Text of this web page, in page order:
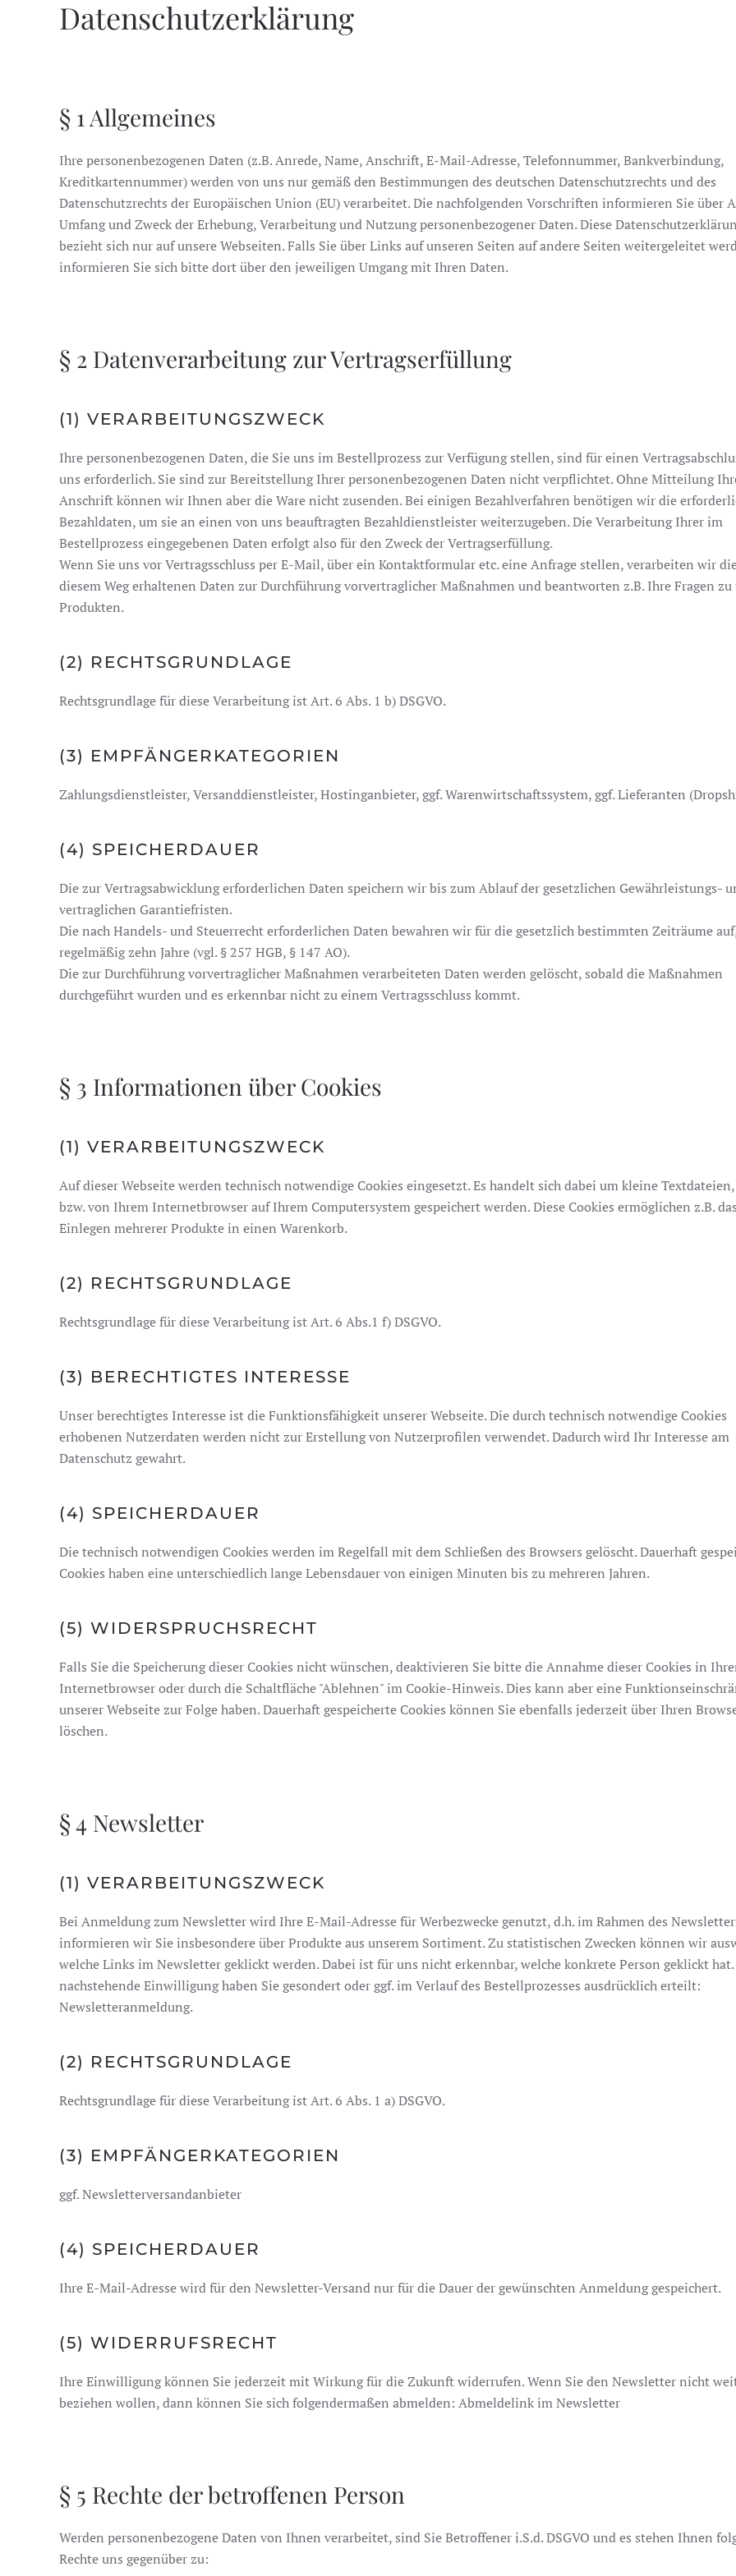
Datenschutzerklärung
§ 1 Allgemeines
Ihre personenbezogenen Daten (z.B. Anrede, Name, Anschrift, E-Mail-Adresse, Telefonnummer, Bankverbindung,
Kreditkartennummer) werden von uns nur gemäß den Bestimmungen des deutschen Datenschutzrechts und des
Datenschutzrechts der Europäischen Union (EU) verarbeitet. Die nachfolgenden Vorschriften informieren Sie über
Umfang und Zweck der Erhebung, Verarbeitung und Nutzung personenbezogener Daten. Diese
bezieht sich nur auf unsere Webseiten. Falls Sie über Links auf unseren Seiten auf andere Seiten weitergeleitet
informieren Sie sich bitte dort über den jeweiligen Umgang mit Ihren Daten.
§ 2 Datenverarbeitung zur Vertragserfüllung
(1) VERARBEITUNGSZWECK
Ihre personenbezogenen Daten, die Sie uns im Bestellprozess zur Verfügung stellen, sind für einen
uns erforderlich. Sie sind zur Bereitstellung Ihrer personenbezogenen Daten nicht verpflichtet. Ohne Mitteilung
Anschrift können wir Ihnen aber die Ware nicht zusenden. Bei einigen Bezahlverfahren benötigen wir die
Bezahldaten, um sie an einen von uns beauftragten Bezahldienstleister weiterzugeben. Die Verarbeitung Ihrer im
Bestellprozess eingegebenen Daten erfolgt also für den Zweck der Vertragserfüllung.
Wenn Sie uns vor Vertragsschluss per E-Mail, über ein Kontaktformular etc. eine Anfrage stellen, verarbeiten wir
diesem Weg erhaltenen Daten zur Durchführung vorvertraglicher Maßnahmen und beantworten z.B. Ihre Fragen zu
Produkten.
(2) RECHTSGRUNDLAGE
Rechtsgrundlage für diese Verarbeitung ist Art. 6 Abs. 1 b) DSGVO.
(3) EMPFÄNGERKATEGORIEN
Zahlungsdienstleister, Versanddienstleister, Hostinganbieter, ggf. Warenwirtschaftssystem, ggf. Lieferanten
(4) SPEICHERDAUER
Die zur Vertragsabwicklung erforderlichen Daten speichern wir bis zum Ablauf der gesetzlichen Gewährleistungs-
vertraglichen Garantiefristen.
Die nach Handels- und Steuerrecht erforderlichen Daten bewahren wir für die gesetzlich bestimmten Zeiträume
regelmäßig zehn Jahre (vgl. § 257 HGB, § 147 AO).
Die zur Durchführung vorvertraglicher Maßnahmen verarbeiteten Daten werden gelöscht, sobald die Maßnahmen
durchgeführt wurden und es erkennbar nicht zu einem Vertragsschluss kommt.
§ 3 Informationen über Cookies
(1) VERARBEITUNGSZWECK
Auf dieser Webseite werden technisch notwendige Cookies eingesetzt. Es handelt sich dabei um kleine
bzw. von Ihrem Internetbrowser auf Ihrem Computersystem gespeichert werden. Diese Cookies ermöglichen z.B. das
Einlegen mehrerer Produkte in einen Warenkorb.
(2) RECHTSGRUNDLAGE
Rechtsgrundlage für diese Verarbeitung ist Art. 6 Abs.1 f) DSGVO.
(3) BERECHTIGTES INTERESSE
Unser berechtigtes Interesse ist die Funktionsfähigkeit unserer Webseite. Die durch technisch notwendige Cookies
erhobenen Nutzerdaten werden nicht zur Erstellung von Nutzerprofilen verwendet. Dadurch wird Ihr Interesse am
Datenschutz gewahrt.
(4) SPEICHERDAUER
Die technisch notwendigen Cookies werden im Regelfall mit dem Schließen des Browsers gelöscht. Dauerhaft
Cookies haben eine unterschiedlich lange Lebensdauer von einigen Minuten bis zu mehreren Jahren.
(5) WIDERSPRUCHSRECHT
Falls Sie die Speicherung dieser Cookies nicht wünschen, deaktivieren Sie bitte die Annahme dieser Cookies in
Internetbrowser oder durch die Schaltfläche "Ablehnen" im Cookie-Hinweis. Dies kann aber eine
unserer Webseite zur Folge haben. Dauerhaft gespeicherte Cookies können Sie ebenfalls jederzeit über Ihren
löschen.
§ 4 Newsletter
(1) VERARBEITUNGSZWECK
Bei Anmeldung zum Newsletter wird Ihre E-Mail-Adresse für Werbezwecke genutzt, d.h. im Rahmen des
informieren wir Sie insbesondere über Produkte aus unserem Sortiment. Zu statistischen Zwecken können wir
welche Links im Newsletter geklickt werden. Dabei ist für uns nicht erkennbar, welche konkrete Person geklickt
nachstehende Einwilligung haben Sie gesondert oder ggf. im Verlauf des Bestellprozesses ausdrücklich erteilt:
Newsletteranmeldung.
(2) RECHTSGRUNDLAGE
Rechtsgrundlage für diese Verarbeitung ist Art. 6 Abs. 1 a) DSGVO.
(3) EMPFÄNGERKATEGORIEN
ggf. Newsletterversandanbieter
(4) SPEICHERDAUER
Ihre E-Mail-Adresse wird für den Newsletter-Versand nur für die Dauer der gewünschten Anmeldung gespeichert.
(5) WIDERRUFSRECHT
Ihre Einwilligung können Sie jederzeit mit Wirkung für die Zukunft widerrufen. Wenn Sie den Newsletter nicht
beziehen wollen, dann können Sie sich folgendermaßen abmelden: Abmeldelink im Newsletter
§ 5 Rechte der betroffenen Person
Werden personenbezogene Daten von Ihnen verarbeitet, sind Sie Betroffener i.S.d. DSGVO und es stehen Ihnen
Rechte uns gegenüber zu: